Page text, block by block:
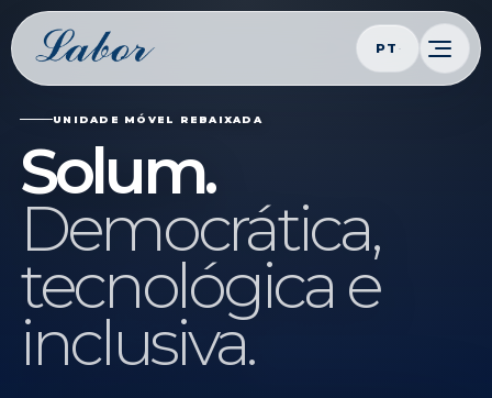
PT
UNIDADE MÓVEL REBAIXADA
Solum.
Democrática,
tecnológica e
inclusiva.